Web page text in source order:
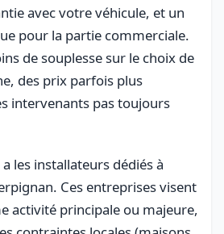
avec votre véhicule, et un
pour la partie commerciale.
de souplesse sur le choix de
des prix parfois plus
intervenants pas toujours
a les installateurs dédiés à
Ces entreprises visent
activité principale ou majeure,